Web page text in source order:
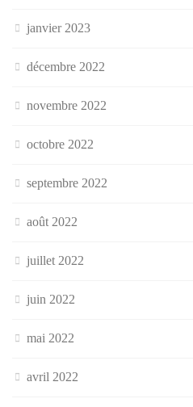
janvier 2023
décembre 2022
novembre 2022
octobre 2022
septembre 2022
août 2022
juillet 2022
juin 2022
mai 2022
avril 2022